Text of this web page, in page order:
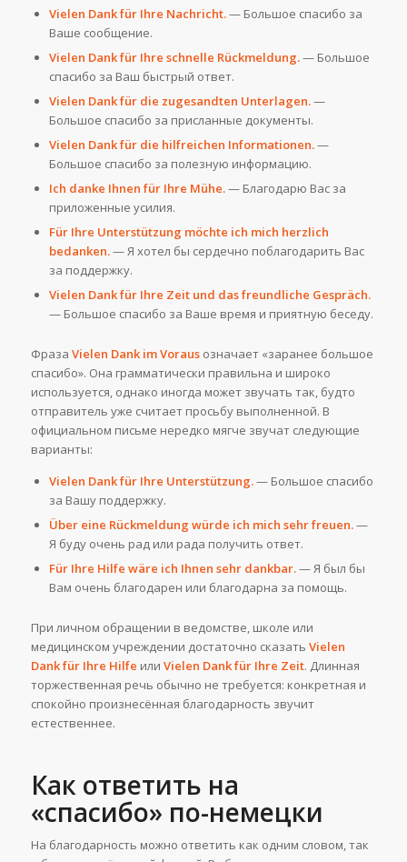
Vielen Dank für Ihre Nachricht.— Большое спасибо за
Ваше сообщение.
Vielen Dank für Ihre schnelle Rückmeldung.— Большое
спасибо за Ваш быстрый ответ.
Vielen Dank für die zugesandten Unterlagen.—
Большое спасибо за присланные документы.
Vielen Dank für die hilfreichen Informationen.—
Большое спасибо за полезную информацию.
Ich danke Ihnen für Ihre Mühe.— Благодарю Вас за
приложенные усилия.
Für Ihre Unterstützung möchte ich mich herzlich
bedanken.— Я хотел бы сердечно поблагодарить Вас
за поддержку.
Vielen Dank für Ihre Zeit und das freundliche Gespräch.
— Большое спасибо за Ваше время и приятную беседу.
Фраза Vielen Dank im Vorausозначает «заранее большое
спасибо». Она грамматически правильна и широко
используется, однако иногда может звучать так, будто
отправитель уже считает просьбу выполненной. В
официальном письме нередко мягче звучат следующие
варианты:
Vielen Dank für Ihre Unterstützung.— Большое спасибо
за Вашу поддержку.
Über eine Rückmeldung würde ich mich sehr freuen.—
Я буду очень рад или рада получить ответ.
Für Ihre Hilfe wäre ich Ihnen sehr dankbar.— Я был бы
Вам очень благодарен или благодарна за помощь.
При личном обращении в ведомстве, школе или
медицинском учреждении достаточно сказать Vielen
Dank für Ihre Hilfe или Vielen Dank für Ihre Zeit. Длинная
торжественная речь обычно не требуется: конкретная и
спокойно произнесённая благодарность звучит
естественнее.
Как ответить на
«спасибо» по-немецки
На благодарность можно ответить как одним словом, так